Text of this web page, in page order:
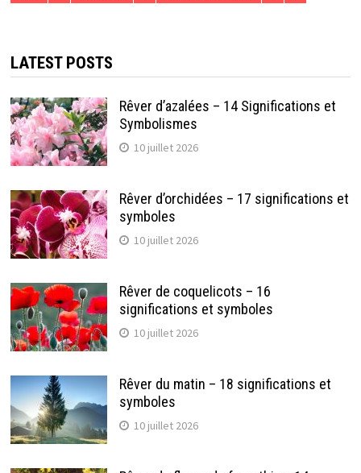
LATEST POSTS
Rêver d’azalées – 14 Significations et
Symbolismes
10 juillet 2026
Rêver d’orchidées – 17 significations et
symboles
10 juillet 2026
Rêver de coquelicots – 16
significations et symboles
10 juillet 2026
Rêver du matin – 18 significations et
symboles
10 juillet 2026